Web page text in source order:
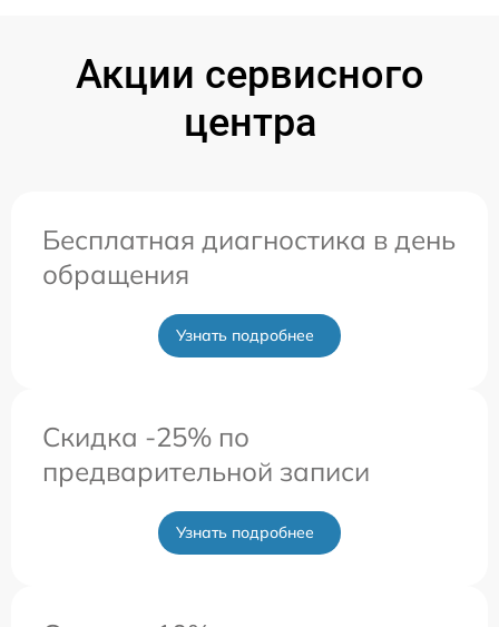
Акции сервисного
центра
Бесплатная диагностика в день
обращения
Узнать подробнее
Скидка -25% по
предварительной записи
Узнать подробнее